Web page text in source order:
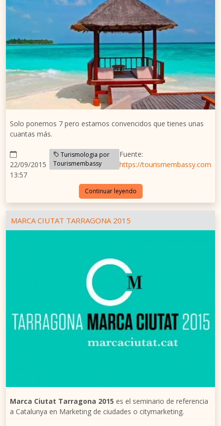
Solo ponemos 7 pero estamos convencidos que tienes unas
cuantas más.
22/09/2015
13:57
Turismologia por
Tourismembassy
Fuente:
https://tourismembassy.com
Continuar leyendo
MARCA CIUTAT TARRAGONA 2015
Marca Ciutat Tarragona 2015 es el seminario de referencia
a Catalunya en Marketing de ciudades o citymarketing.